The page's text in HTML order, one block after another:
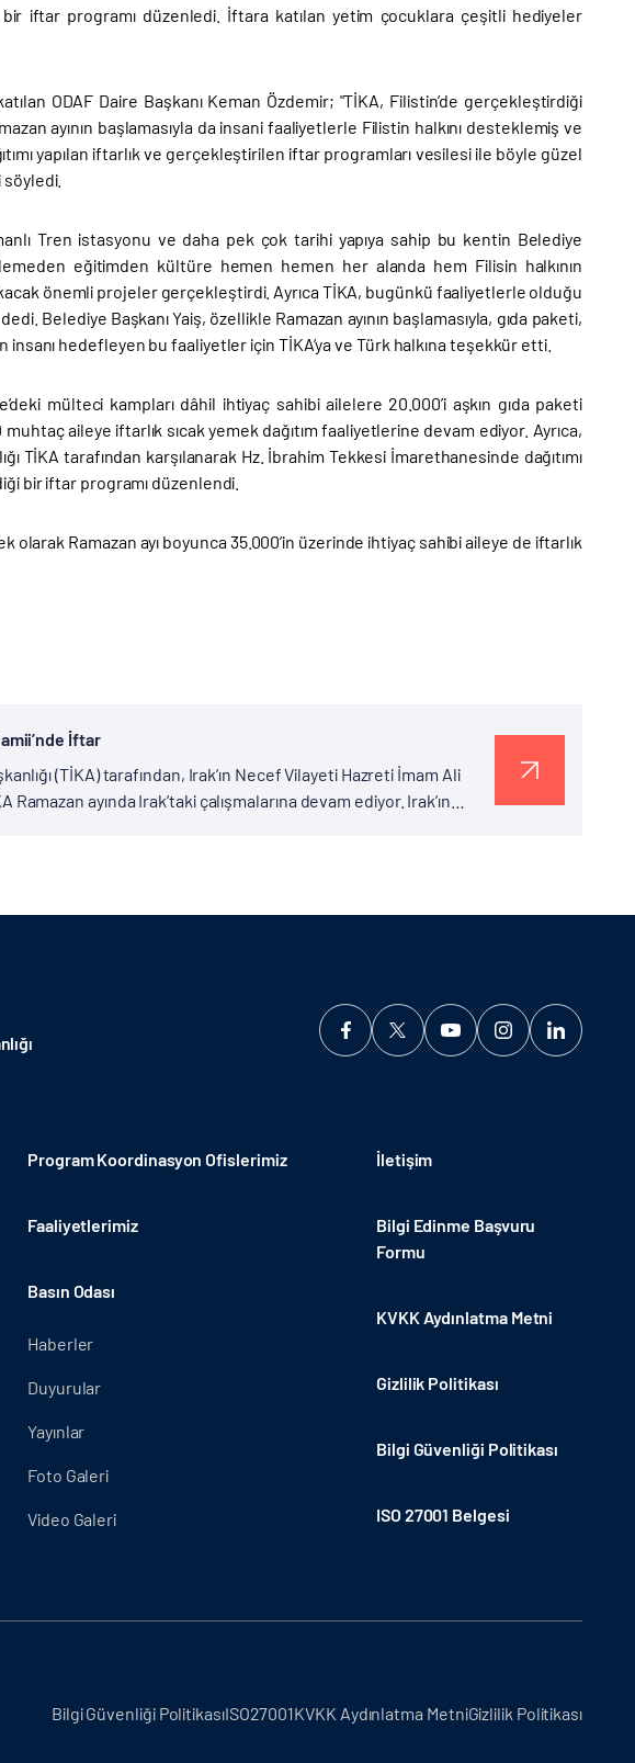
bir iftar programı düzenledi. İftara katılan yetim çocuklara çeşitli hediyeler
ODAF Daire Başkanı Keman Özdemir; "TİKA, Filistin’de gerçekleştirdiği
ayının başlamasıyla da insani faaliyetlerle Filistin halkını desteklemiş ve
yapılan iftarlık ve gerçekleştirilen iftar programları vesilesi ile böyle güzel
Tren istasyonu ve daha pek çok tarihi yapıya sahip bu kentin Belediye
eğitimden kültüre hemen hemen her alanda hem Filisin halkının
önemli projeler gerçekleştirdi. Ayrıca TİKA, bugünkü faaliyetlerle olduğu
Belediye Başkanı Yaiş, özellikle Ramazan ayının başlamasıyla, gıda paketi,
insanı hedefleyen bu faaliyetler için TİKA’ya ve Türk halkına teşekkür etti.
mülteci kampları dâhil ihtiyaç sahibi ailelere 20.000’i aşkın gıda paketi
aileye iftarlık sıcak yemek dağıtım faaliyetlerine devam ediyor. Ayrıca,
TİKA tarafından karşılanarak Hz. İbrahim Tekkesi İmarethanesinde dağıtımı
bir iftar programı düzenlendi.
olarak Ramazan ayı boyunca 35.000’in üzerinde ihtiyaç sahibi aileye de iftarlık
İftar
(TİKA) tarafından, Irak’ın Necef Vilayeti Hazreti İmam Ali
ayında Irak’taki çalışmalarına devam ediyor. Irak’ın
Program Koordinasyon Ofislerimiz
Faaliyetlerimiz
Basın Odası
Haberler
Duyurular
Yayınlar
Foto Galeri
Video Galeri
İletişim
Bilgi Edinme Başvuru
Formu
KVKK Aydınlatma Metni
Gizlilik Politikası
Bilgi Güvenliği Politikası
ISO 27001 Belgesi
Bilgi Güvenliği PolitikasıISO27001KVKK Aydınlatma MetniGizlilik Politikası